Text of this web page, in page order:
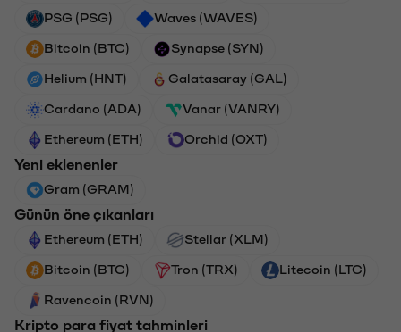
PSG (PSG) Waves (WAVES)
Bitcoin (BTC) Synapse (SYN)
Helium (HNT) Galatasaray (GAL)
Cardano (ADA) Vanar (VANRY)
Ethereum (ETH) Orchid (OXT)
Yeni eklenenler
Gram (GRAM)
Günün öne çıkanları
Ethereum (ETH) Stellar (XLM)
Bitcoin (BTC) Tron (TRX) Litecoin (LTC)
Ravencoin (RVN)
Kripto para fiyat tahminleri